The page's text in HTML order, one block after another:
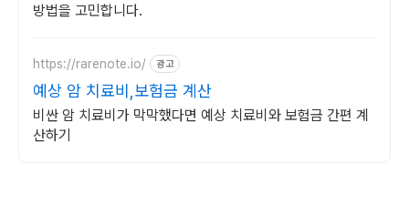
방법을 고민합니다.
https://rarenote.io/ 광고
예상 암 치료비,보험금 계산
비싼 암 치료비가 막막했다면 예상 치료비와 보험금 간편 계
산하기